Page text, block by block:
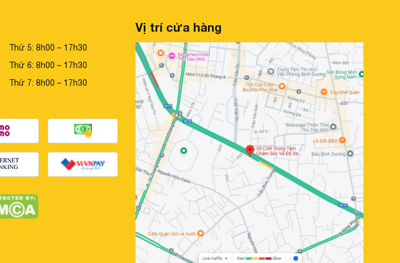
Thứ 5: 8h00 – 17h30
Thứ 6: 8h00 – 17h30
Thứ 7: 8h00 – 17h30
Vị trí cửa hàng